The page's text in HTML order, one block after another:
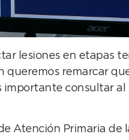
lesiones en etapas
queremos remarcar
consultar al
Atención Primaria de